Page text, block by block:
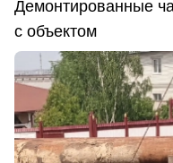
Демонтированные
с объектом